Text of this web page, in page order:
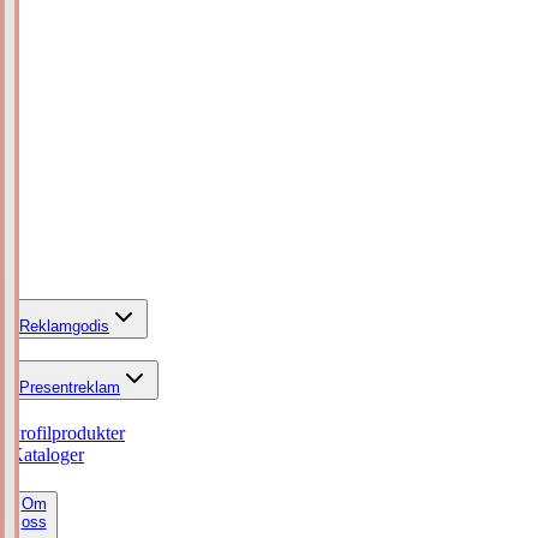
Reklamgodis
Presentreklam
Profilprodukter
Kataloger
Om
oss